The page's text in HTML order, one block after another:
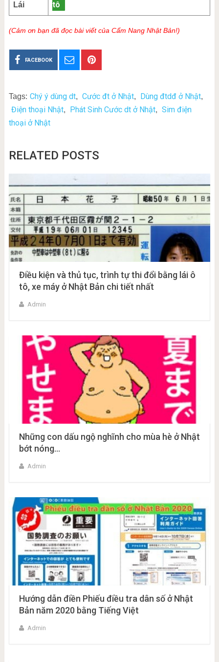
Lái tô
(Cảm ơn bạn đã đọc bài viết của Cẩm Nang Nhật Bản!)
FACEBOOK
Tags: Chý ý dùng dt, Cước đt ở Nhật, Dùng đtdđ ở Nhật,
Điện thoại Nhật, Phát Sinh Cước dt ở Nhật, Sim điện
thoại ở Nhật
RELATED POSTS
Điều kiện và thủ tục, trình tự thi đổi bằng lái ô
tô, xe máy ở Nhật Bản chi tiết nhất
Admin
Những con dấu ngộ nghĩnh cho mùa hè ở Nhật
bớt nóng…
Admin
Hướng dẫn điền Phiếu điều tra dân số ở Nhật
Bản năm 2020 bằng Tiếng Việt
Admin